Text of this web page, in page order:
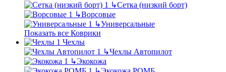
↳Сетка (низкий борт)
↳Ворсовые
↳Универсальные
Показать все Коврики
Чехлы
↳Чехлы Автопилот
↳Экокожа